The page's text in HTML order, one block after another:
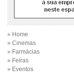
» Home
» Cinemas
» Farmácias
» Feiras
» Eventos